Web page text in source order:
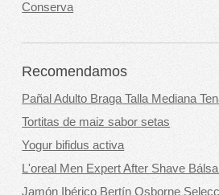
Conserva
Recomendamos
Pañal Adulto Braga Talla Mediana
Tortitas de maiz sabor setas
Yogur bifidus activa
L'oreal Men Expert After Shave
Jamón Ibérico Bertín Osborne